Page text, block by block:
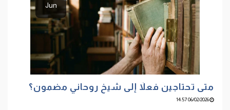
Jun
متى تحتاجين فعلاً إلى شيخ روحاني مضمون؟
06/02/2026 14:57